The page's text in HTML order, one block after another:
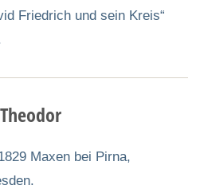
Friedrich und sein Kreis“
Maxen bei Pirna,